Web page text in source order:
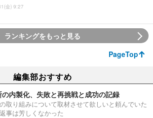
金) 9:27
ランキングをもっと見る
PageTop
編集部おすすめ
の内製化、失敗と再挑戦と成功の記録
取り組みについて取材させて欲しいと頼んでいた
事は芳しくなかった